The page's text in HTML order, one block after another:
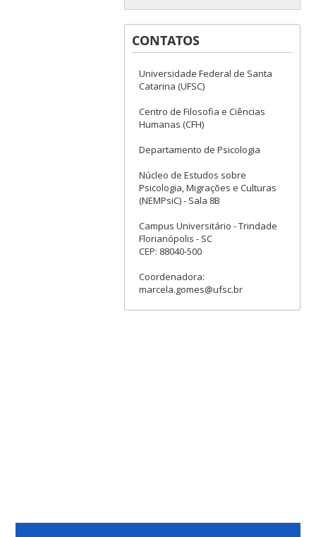
CONTATOS
Universidade Federal de Santa
Catarina (UFSC)
Centro de Filosofia e Ciências
Humanas (CFH)
Departamento de Psicologia
Núcleo de Estudos sobre
Psicologia, Migrações e Culturas
(NEMPsiC) - Sala 8B
Campus Universitário - Trindade
Florianópolis - SC
CEP: 88040-500
Coordenadora:
marcela.gomes@ufsc.br